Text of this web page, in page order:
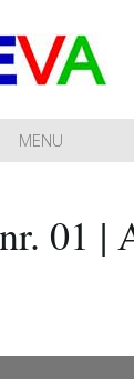
MENU
01 |